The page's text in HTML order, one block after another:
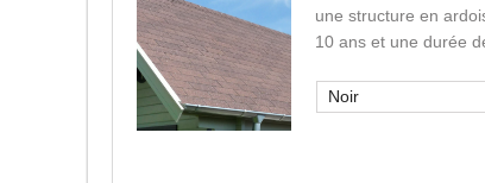
une structure en
10 ans et une durée
Noir